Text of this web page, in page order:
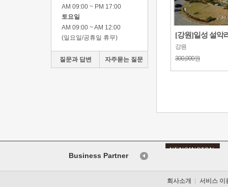
AM 09:00 ~ PM 17:00
토요일
AM 09:00 ~ AM 12:00
(일요일/공휴일 휴무)
질문과 답변 자주묻는 질문
[강원]일성 설악
강원
300,000원
Business Partner
회사소개 서비스 이